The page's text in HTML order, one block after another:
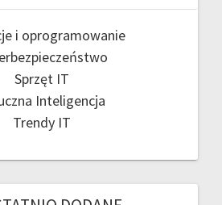
i oprogramowanie
Sprzęt IT
Inteligencja
Trendy IT